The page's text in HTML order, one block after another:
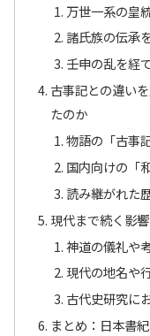
万世一系の皇
諸氏族の伝承
壬申の乱を経
古事記との違い
たのか
物語の「古事
国内向けの「
読み継がれた
現代まで続く影
神道の儀礼や
現代の地名や
古代史研究に
まとめ：日本書